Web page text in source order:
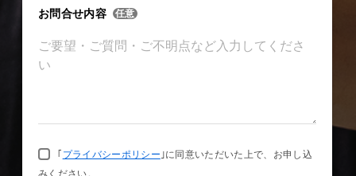
お問合せ内容 任意
｢ プライバシーポリシー ｣に同意いただいた上で、お申し込
みください。